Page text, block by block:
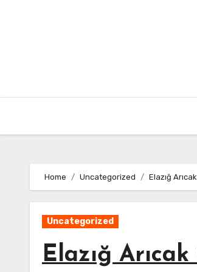
Home Uncategorized Elazığ
Uncategorized
Elazığ